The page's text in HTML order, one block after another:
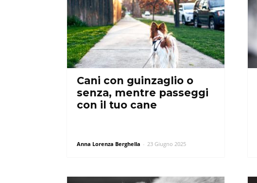
Cani con guinzaglio o
senza, mentre passeggi
con il tuo cane
Anna Lorenza Berghella - 23 Giugno 2025